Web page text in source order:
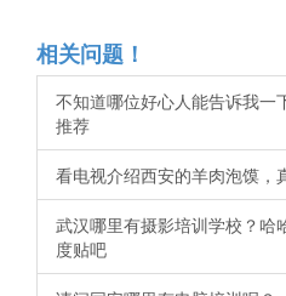
相关问题！
不知道哪位好心人能告诉我一
推荐
看电视介绍西安的羊肉泡馍，
武汉哪里有摄影培训学校？哈
度贴吧